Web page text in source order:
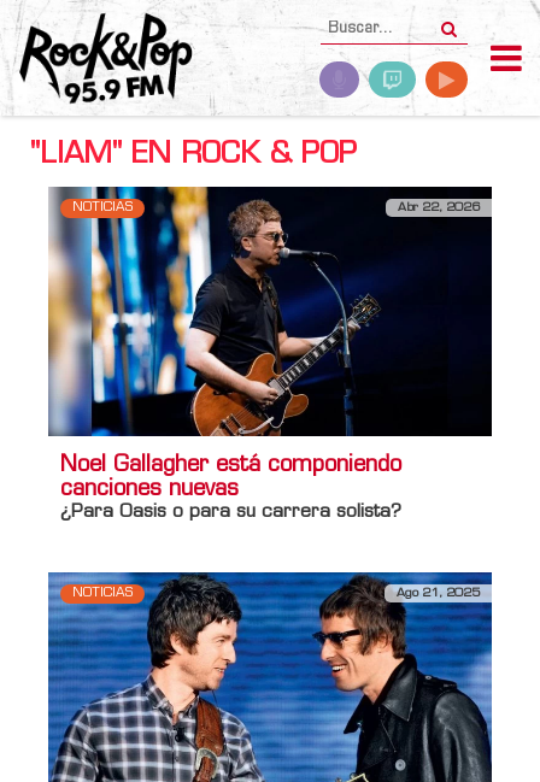
"LIAM" EN ROCK & POP
NOTICIAS Abr 22, 2026
Noel Gallagher está componiendo
canciones nuevas
¿Para Oasis o para su carrera solista?
NOTICIAS Ago 21, 2025